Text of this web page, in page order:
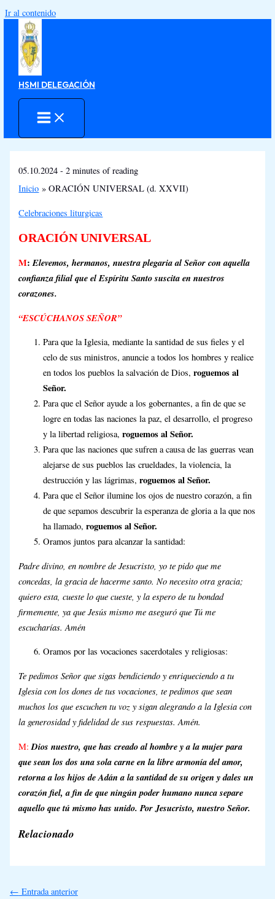
Ir al contenido
HSMI DELEGACIÓN
05.10.2024-2 minutes of reading
Inicio
ORACIÓN UNIVERSAL (d. XXVII)
Celebraciones liturgicas
ORACIÓN UNIVERSAL
M: Elevemos, hermanos, nuestra plegaria al Señor con aquella
confianza filial que el Espíritu Santo suscita en nuestros
corazones.
“ESCÚCHANOS SEÑOR”
Para que la Iglesia, mediante la santidad de sus fieles y el
celo de sus ministros, anuncie a todos los hombres y realice
en todos los pueblos la salvación de Dios,roguemos al
Señor.
Para que el Señor ayude a los gobernantes, a fin de que se
logre en todas las naciones la paz, el desarrollo, el progreso
y la libertad religiosa,roguemos al Señor.
Para que las naciones que sufren a causa de las guerras vean
alejarse de sus pueblos las crueldades, la violencia, la
destrucción y las lágrimas,roguemos al Señor.
Para que el Señor ilumine los ojos de nuestro corazón, a fin
de que sepamos descubrir la esperanza de gloria a la que nos
ha llamado,roguemos al Señor.
Oramos juntos para alcanzar la santidad:
Padre divino, en nombre de Jesucristo, yo te pido que me
concedas, la gracia de hacerme santo. No necesito otra gracia;
quiero esta, cueste lo que cueste, y la espero de tu bondad
firmemente, ya que Jesús mismo me aseguró que Tú me
escucharías. Amén
Oramos por las vocaciones sacerdotales y religiosas:
Te pedimos Señor que sigas bendiciendo y enriqueciendo a tu
Iglesia con los dones de tus vocaciones, te pedimos que sean
muchos los que escuchen tu voz y sigan alegrando a la Iglesia con
la generosidad y fidelidad de sus respuestas. Amén.
M:Dios nuestro, que has creado al hombre y a la mujer para
que sean los dos una sola carne en la libre armonía del amor,
retorna a los hijos de Adán a la santidad de su origen y dales un
corazón fiel, a fin de que ningún poder humano nunca separe
aquello que tú mismo has unido. Por Jesucristo, nuestro Señor.
Relacionado
← Entrada anterior